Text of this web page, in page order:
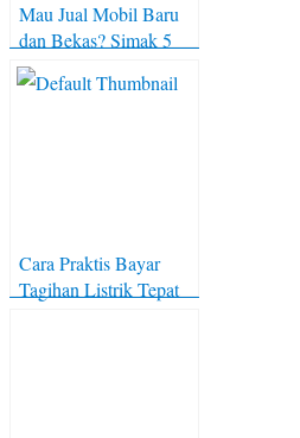
Mau Jual Mobil Baru
dan Bekas? Simak 5
Tips Sukses Berikut
Ini!
Cara Praktis Bayar
Tagihan Listrik Tepat